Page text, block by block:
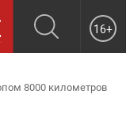
16+
8000 километров